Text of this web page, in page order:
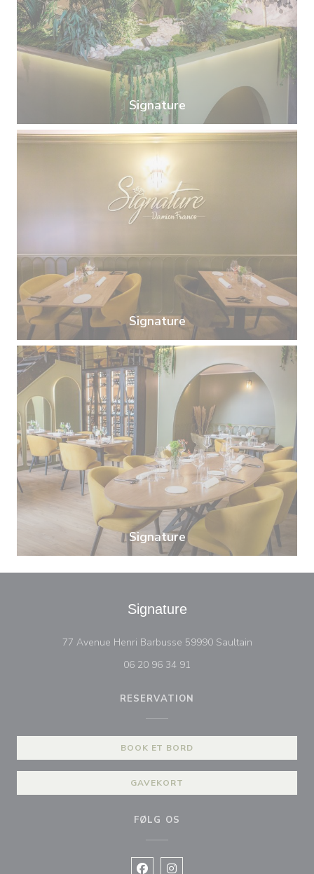
Signature
Signature
Signature
Signature
77 Avenue Henri Barbusse 59990 Saultain((åbner i et
06 20 96 34 91
RESERVATION
BOOK ET BORD
GAVEKORT
FØLG OS